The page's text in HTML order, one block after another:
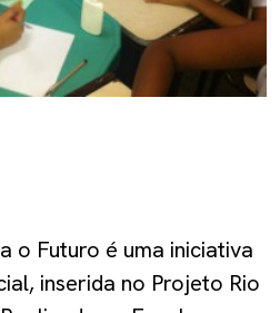
o Futuro é uma iniciativa
inserida no Projeto Rio